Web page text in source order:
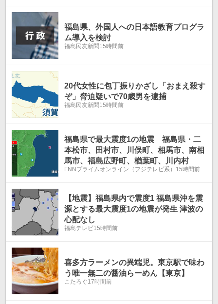
福島県、外国人への日本語教育プログラ
ム導入を検討
福島民友新聞15時間前
20代女性に包丁振りかざし「おまえ殺す
ぞ」脅迫疑いで70歳男を逮捕
福島民友新聞15時間前
福島県で最大震度1の地震 福島県・二
本松市、田村市、川俣町、相馬市、南相
馬市、福島広野町、楢葉町、川内村
FNNプライムオンライン（フジテレビ系） 15時間前
【地震】福島県内で震度1 福島県沖を震
源とする最大震度1の地震が発生 津波の
心配なし
福島テレビ15時間前
喜多方ラーメンの異端児。東京駅で味わ
う唯一無二の醤油らーめん【東京】
こたろぐ17時間前